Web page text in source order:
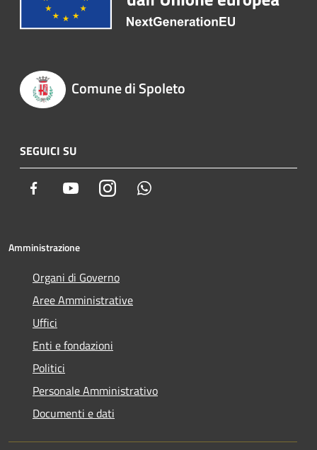
Comune di Spoleto
SEGUICI SU
Facebook YoutubeInstagram
Amministrazione
Organi di Governo
Aree Amministrative
Uffici
Enti e fondazioni
Politici
Personale Amministrativo
Documenti e dati